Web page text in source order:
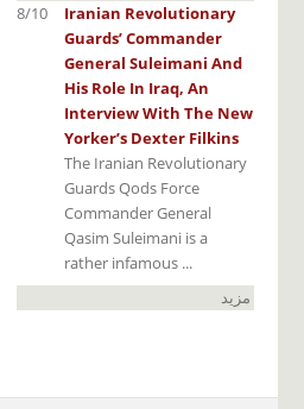
Iranian Revolutionary
Guards’ Commander
General Suleimani And
His Role In Iraq, An
Interview With The New
Yorker’s Dexter Filkins
The Iranian Revolutionary
Guards Qods Force
Commander General
Qasim Suleimani is a
rather infamous ...
8/10